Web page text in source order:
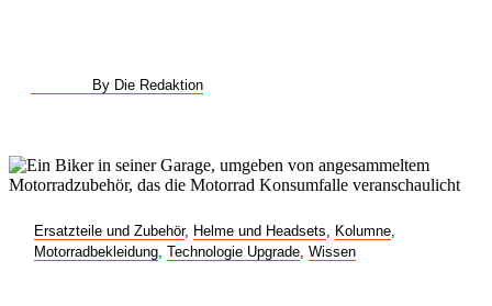
By Die Redaktion
Ersatzteile und Zubehör, Helme und Headsets Kolumne
Motorradbekleidung Technologie Upgrade Wissen